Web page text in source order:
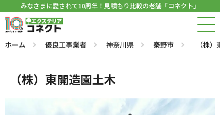
みなさまに愛されて10周年！見積もり比較の老舗「コネクト」
ホーム 優良工事業者 神奈川県 秦野市 （株
（株）東開造園土木